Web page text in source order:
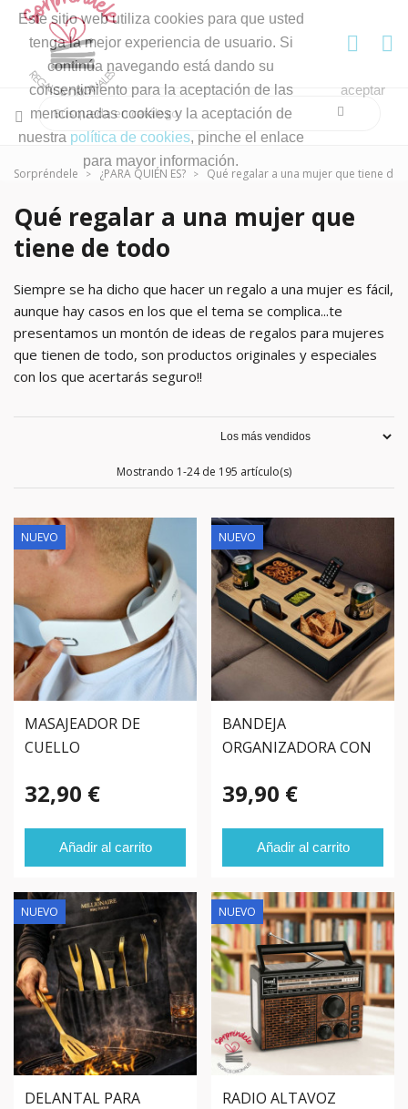
Este sitio web utiliza cookies para que usted
tenga la mejor experiencia de usuario. Si
continúa navegando está dando su
consentimiento para la aceptación de las
mencionadas cookies y la aceptación de
nuestra política de cookies, pinche el enlace
para mayor información.
aceptar
Sorpréndele ¿PARA QUIÉN ES? Qué regalar a una mujer que tiene de
Qué regalar a una mujer que
tiene de todo
Siempre se ha dicho que hacer un regalo a una mujer es fácil,
aunque hay casos en los que el tema se complica...te
presentamos un montón de ideas de regalos para mujeres
que tienen de todo, son productos originales y especiales
con los que acertarás seguro!!
Mostrando 1-24 de 195 artículo(s)
MASAJEADOR DE
CUELLO
32,90 €
Añadir al carrito
NUEVO
BANDEJA
ORGANIZADORA CON
39,90 €
Añadir al carrito
NUEVO
DELANTAL PARA
NUEVO
RADIO ALTAVOZ
NUEVO